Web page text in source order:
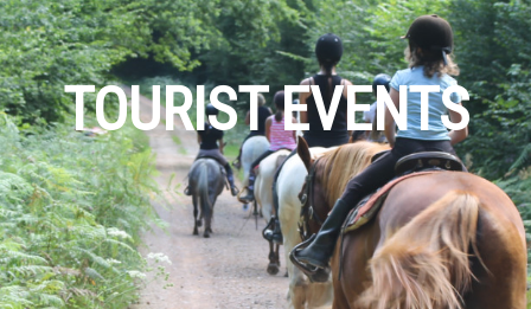
TOURIST EVENTS